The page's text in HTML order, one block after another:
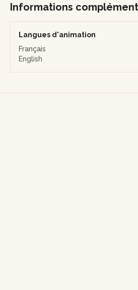
Informations
Langues d'animation
Français
English